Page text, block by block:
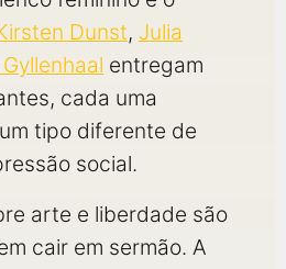
Dunst, Julia
entregam
cada uma
tipo diferente de
social.
arte e liberdade são
cair em sermão. A